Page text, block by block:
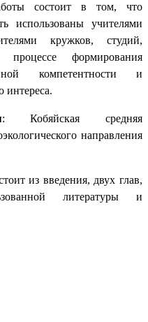
состоит в том, что
использованы учителями
кружков, студий,
формирования
компетентности и
интереса.
: Кобяйская средняя
направления
из введения, двух глав,
литературы и